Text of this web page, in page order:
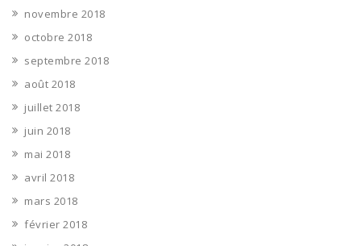
novembre 2018
octobre 2018
septembre 2018
août 2018
juillet 2018
juin 2018
mai 2018
avril 2018
mars 2018
février 2018